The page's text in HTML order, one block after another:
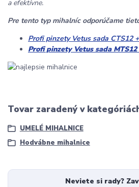
a efektívne.
Pre tento typ mihalníc odporúčame
Profi pinzety Vetus sada CTS12
Profi pinzety Vetus sada MTS12
Tovar zaradený v
UMELÉ MIHALNICE
Hodvábne mihalnice
Neviete si rady?